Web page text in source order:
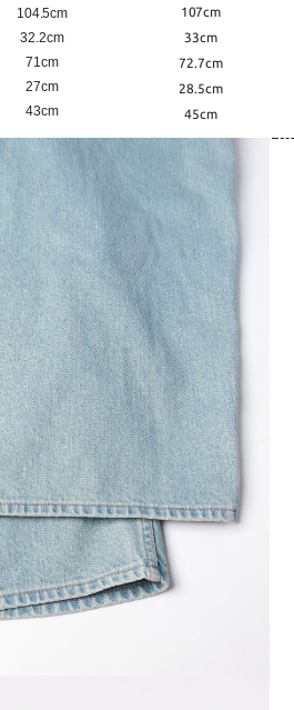
104.5cm
32.2cm
71cm
27cm
43cm
107cm
33cm
72.7cm
28.5cm
45cm